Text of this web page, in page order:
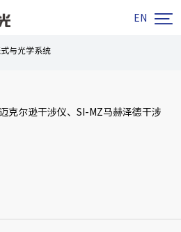
EN 
与光学系统
克尔逊干涉仪、SI-MZ马赫泽德干涉